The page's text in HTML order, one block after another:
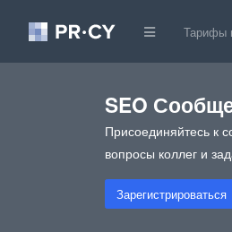
Тарифы
SEO
Присоединяйтесь к
вопросы коллег и
Зарегистрироваться